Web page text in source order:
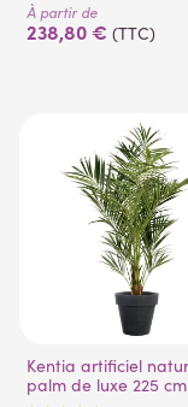
À partir de
238,80 € (TTC)
Kentia artificiel naturel
palm de luxe 225 cm